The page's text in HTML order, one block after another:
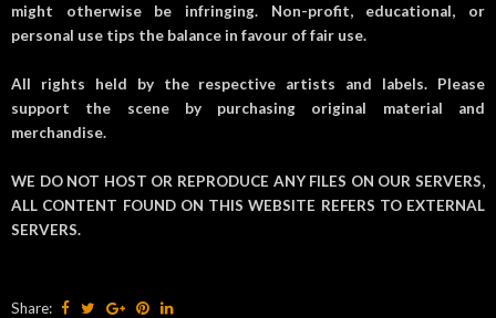
might otherwise be infringing. Non-profit, educational, or
personal use tips the balance in favour of fair use.
All rights held by the respective artists and labels. Please
support the scene by purchasing original material and
merchandise.
WE DO NOT HOST OR REPRODUCE ANY FILES ON OUR SERVERS,
ALL CONTENT FOUND ON THIS WEBSITE REFERS TO EXTERNAL
SERVERS.
Share: